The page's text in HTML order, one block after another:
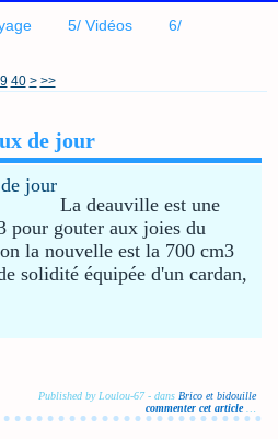
5/ Vidéos
6/
40 50
60
> >>
de jour
La deauville est une
pour gouter aux joies du
la nouvelle est la 700 cm3
solidité équipée d'un cardan,
Published by Loulou-67 - dans Brico et bidouille
commenter cet article